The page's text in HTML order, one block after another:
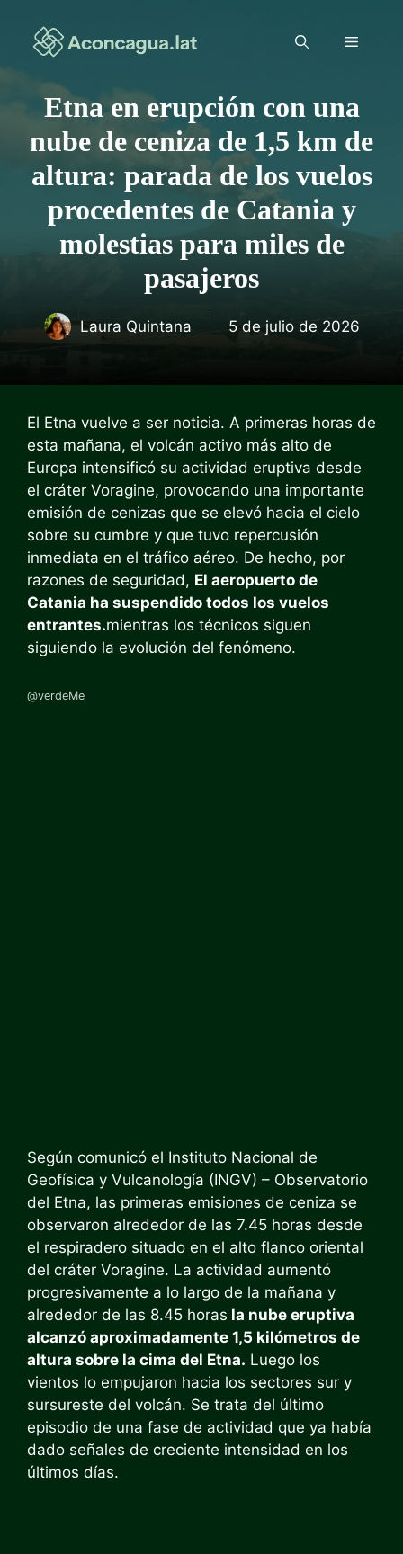
contenido
Menú
Etna en erupción con una
nube de ceniza de 1,5 km de
altura: parada de los vuelos
procedentes de Catania y
molestias para miles de
pasajeros
Laura Quintana 5 de julio de 2026
El Etna vuelve a ser noticia. A primeras horas de
esta mañana, el volcán activo más alto de
Europa intensificó su actividad eruptiva desde
el cráter Voragine, provocando una importante
emisión de cenizas que se elevó hacia el cielo
sobre su cumbre y que tuvo repercusión
inmediata en el tráfico aéreo. De hecho, por
razones de seguridad, El aeropuerto de
Catania ha suspendido todos los vuelos
entrantes.mientras los técnicos siguen
siguiendo la evolución del fenómeno.
@verdeMe
Según comunicó el Instituto Nacional de
Geofísica y Vulcanología (INGV) – Observatorio
del Etna, las primeras emisiones de ceniza se
observaron alrededor de las 7.45 horas desde
el respiradero situado en el alto flanco oriental
del cráter Voragine. La actividad aumentó
progresivamente a lo largo de la mañana y
alrededor de las 8.45 horas la nube eruptiva
alcanzó aproximadamente 1,5 kilómetros de
altura sobre la cima del Etna. Luego los
vientos lo empujaron hacia los sectores sur y
sursureste del volcán. Se trata del último
episodio de una fase de actividad que ya había
dado señales de creciente intensidad en los
últimos días.